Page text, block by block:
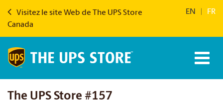
Visitez le site Web de The UPS Store
Canada
EN FR
The UPS Store #157